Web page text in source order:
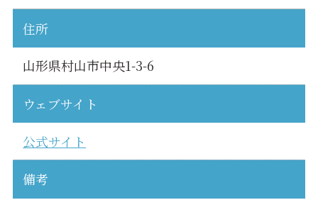
住所
山形県村山市中央1-3-6
ウェブサイト
公式サイト
備考